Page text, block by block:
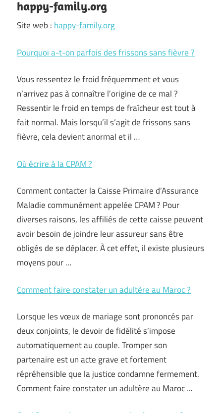
happy-family.org
Site web : happy-family.org
Pourquoi a-t-on parfois des frissons sans fièvre ?
Vous ressentez le froid fréquemment et vous
n’arrivez pas à connaître l’origine de ce mal ?
Ressentir le froid en temps de fraîcheur est tout à
fait normal. Mais lorsqu’il s’agit de frissons sans
fièvre, cela devient anormal et il …
Où écrire à la CPAM ?
Comment contacter la Caisse Primaire d’Assurance
Maladie communément appelée CPAM ? Pour
diverses raisons, les affiliés de cette caisse peuvent
avoir besoin de joindre leur assureur sans être
obligés de se déplacer. À cet effet, il existe plusieurs
moyens pour …
Comment faire constater un adultère au Maroc ?
Lorsque les vœux de mariage sont prononcés par
deux conjoints, le devoir de fidélité s’impose
automatiquement au couple. Tromper son
partenaire est un acte grave et fortement
répréhensible que la justice condamne fermement.
Comment faire constater un adultère au Maroc …